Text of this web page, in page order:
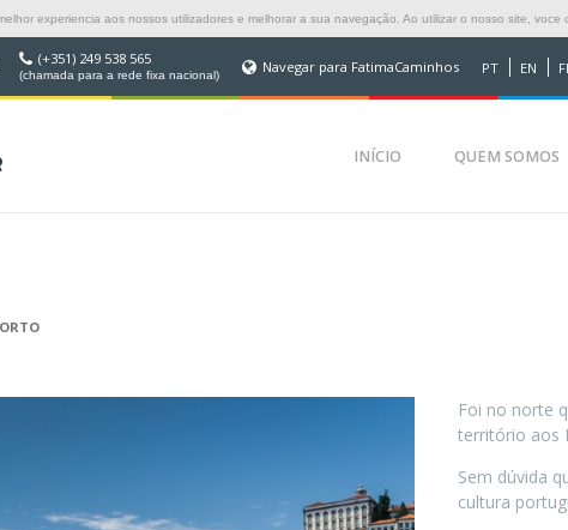
experiencia aos nossos utilizadores e melhorar a sua navegação. Ao utilizar o nosso site, voce
(+351) 249 538 565
(chamada para a rede fixa nacional) Navegar para FatimaCaminhos PT EN
INÍCIO QUEM SOMOS
Foi no norte
território aos
Sem dúvida
cultura